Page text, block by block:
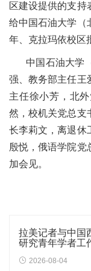
区建设提供的支持
给中国石油大学（
年、克拉玛依校区
中国石油大学
强、教务部主任王
主任徐小芳，北
然，校机关党总支
长李莉文，离退休
殷悦，俄语学院党
加会见。
拉美记者与中国
研究青年学者工
2026-08-04